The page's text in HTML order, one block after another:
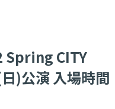
Spring CITY
)公演 入場時間